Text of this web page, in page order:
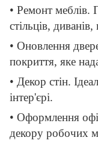
• Ремонт меблів.
стільців,
• Оновлення
покриття, яке
• Декор стін.
інтер'єрі.
• Оформлення
декору робочих